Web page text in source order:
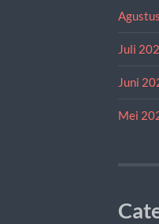
Juli
Juni
Mei